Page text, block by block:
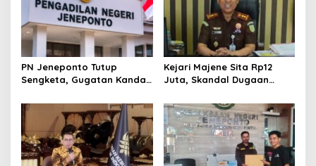
PN Jeneponto Tutup
Sengketa, Gugatan Kandas
Kejari Majene Sita Rp12
Juta, Skandal Dugaan
Mulai Terkuak